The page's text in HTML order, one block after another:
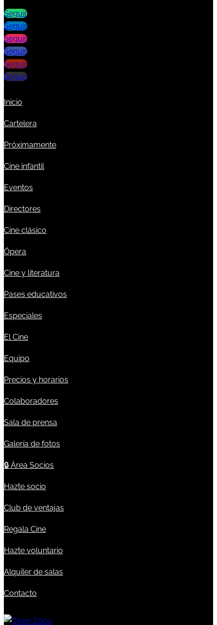
Seguir
Seguir
Seguir
Seguir
Seguir
Seguir
Inicio
Cartelera
Próximamente
Cine infantil
Eventos
Directores
Cine clásico
Ópera
Cine y literatura
Pases educativos
Especiales
El Cine
Equipo
Precios y horarios
Colaboradores
Sala de prensa
Galería de fotos
🔒 Área Socios
Hazte socio
Club de ventajas
Regala Cine
Hazte voluntario
Alquiler de salas
Contacto